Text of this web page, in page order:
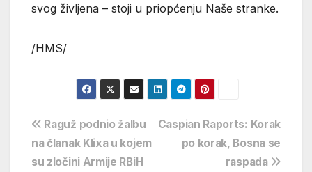
svog življena – stoji u priopćenju Naše stranke.
/HMS/
Navigacija
objava
Caspian Raports: Korak
po korak, Bosna se
raspada
Raguž podnio žalbu
na članak Klixa u kojem
su zločini Armije RBiH